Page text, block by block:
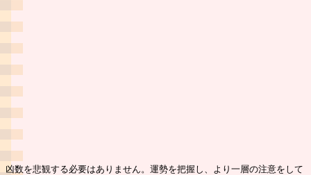
凶数を悲観する必要はありません。運勢を把握し、より一層の注意をして